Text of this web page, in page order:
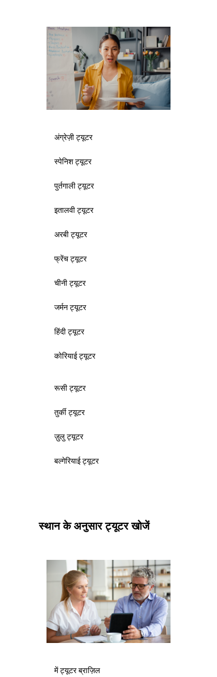
अंग्रेज़ी ट्यूटर
स्पेनिश ट्यूटर
पुर्तगाली ट्यूटर
इतालवी ट्यूटर
अरबी ट्यूटर
फ्रेंच ट्यूटर
चीनी ट्यूटर
जर्मन ट्यूटर
हिंदी ट्यूटर
कोरियाई ट्यूटर
रूसी ट्यूटर
तुर्की ट्यूटर
ज़ुलु ट्यूटर
बल्गेरियाई ट्यूटर
स्थान के अनुसार ट्यूटर खोजें
में ट्यूटर ब्राज़िल